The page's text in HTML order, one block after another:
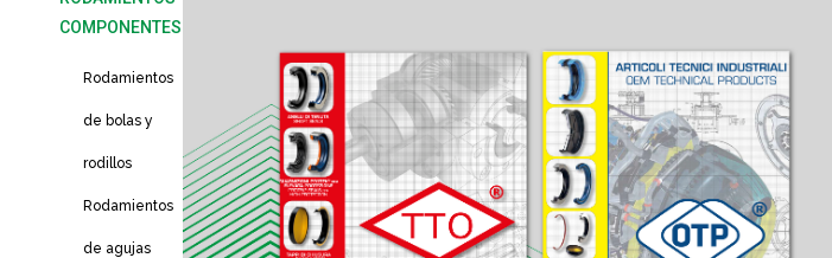
COMPONENTES
Rodamientos
de bolas y
rodillos
Rodamientos
de agujas